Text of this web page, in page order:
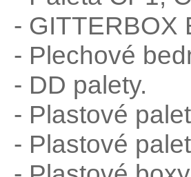
- GITTERBOX
- Plechové
- DD palety.
- Plastové
- Plastové